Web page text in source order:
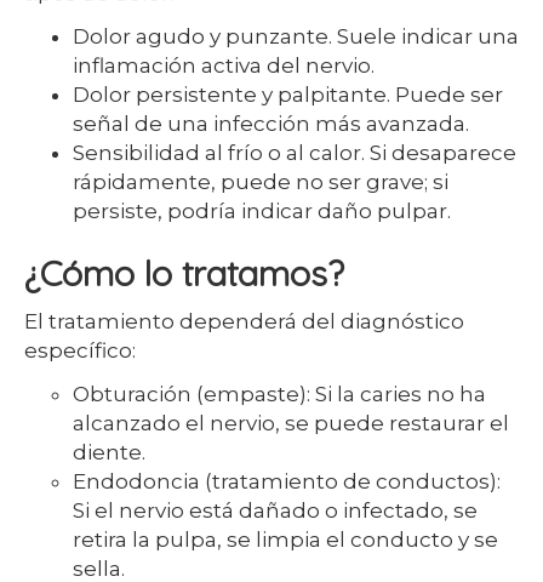
Dolor agudo y punzante. Suele indicar una
inflamación activa del nervio.
Dolor persistente y palpitante. Puede ser
señal de una infección más avanzada.
Sensibilidad al frío o al calor. Si desaparece
rápidamente, puede no ser grave; si
persiste, podría indicar daño pulpar.
¿Cómo lo tratamos?
El tratamiento dependerá del diagnóstico
específico:
Obturación (empaste): Si la caries no ha
alcanzado el nervio, se puede restaurar el
diente.
Endodoncia (tratamiento de conductos):
Si el nervio está dañado o infectado, se
retira la pulpa, se limpia el conducto y se
sella.